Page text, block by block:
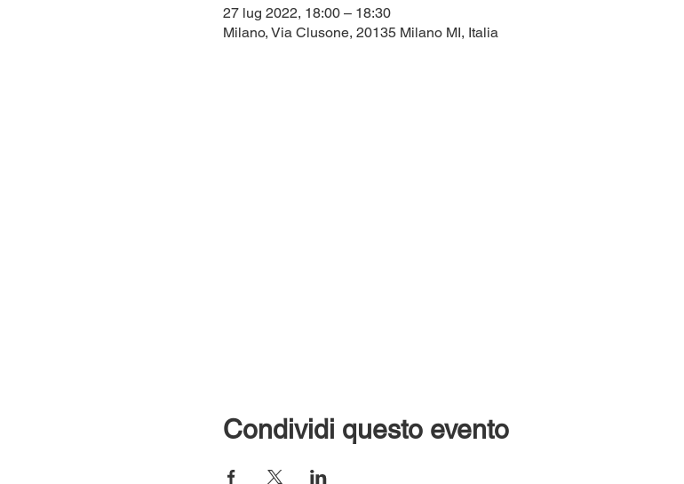
27 lug 2022, 18:00 – 18:30
Milano, Via Clusone, 20135 Milano MI, Italia
Condividi questo evento